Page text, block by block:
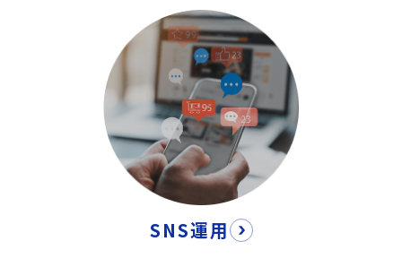
SNS運用